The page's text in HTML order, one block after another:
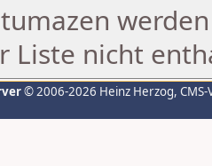
Liste nicht
© 2006-2026 Heinz Herzog,